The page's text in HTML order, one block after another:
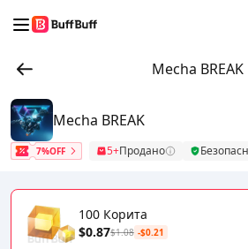
Mecha BREAK
Mecha BREAK
7%OFF 5+Продано
100 Корита
$0.87$1.08 -$0.21